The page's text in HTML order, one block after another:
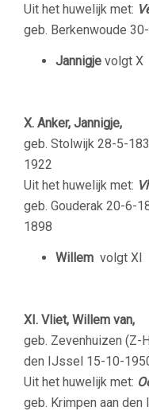
Uit het huwelijk met:
geb. Berkenwoude
Jannigje volgt X
X. Anker, Jannigje,
geb. Stolwijk 28-5-
1922
Uit het huwelijk met:
geb. Gouderak 20-6-
1898
Willem volgt XI
XI. Vliet, Willem van,
geb. Zevenhuizen (Z-
den IJssel 15-10-
Uit het huwelijk met:
geb. Krimpen aan